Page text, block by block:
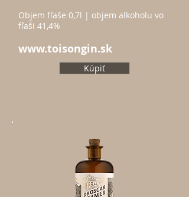
Objem fľaše 0,7l | objem alkoholu vo
fľaši 41,4%
www.toisongin.sk
Kúpiť